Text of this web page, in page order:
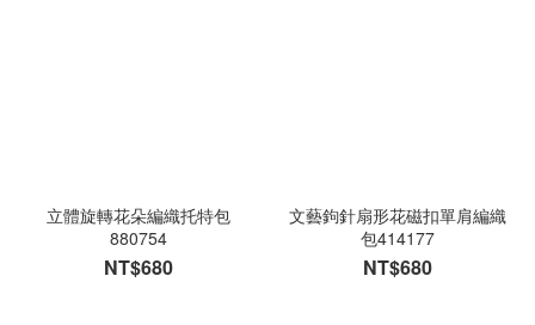
立體旋轉花朵編織托特包
880754
NT$680
文藝鉤針扇形花磁扣單肩編織
包414177
NT$680